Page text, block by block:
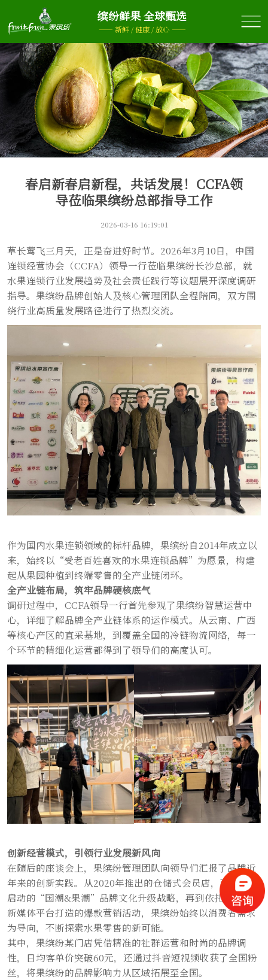
缤纷鲜果 全球甄选
—— 新鲜 / 健康 / 放心 ——
春启新春启新程，共话发展！CCFA领
导莅临果缤纷总部指导工作
2026-03-16 16:19:01
草长莺飞三月天，正是奋进好时节。2026年3月10日，中国
连锁经营协会（CCFA）领导一行莅临果缤纷长沙总部，就
水果连锁行业发展趋势及社会责任践行等议题展开深度调研
指导。果缤纷品牌创始人及核心管理团队全程陪同，双方围
绕行业高质量发展路径进行了热烈交流。
作为国内水果连锁领域的标杆品牌，果缤纷自2014年成立以
来，始终以“受老百姓喜欢的水果连锁品牌”为愿景，构建
起从果园种植到终端零售的全产业链闭环。
全产业链布局，筑牢品牌硬核底气
调研过程中，CCFA领导一行首先参观了果缤纷智慧运营中
心，详细了解品牌全产业链体系的运作模式。从云南、广西
等核心产区的直采基地，到覆盖全国的冷链物流网络，每一
个环节的精细化运营都得到了领导们的高度认可。
创新经营模式，引领行业发展新风向
在随后的座谈会上，果缤纷管理团队向领导们汇报了品牌近
年来的创新实践。从2020年推出的仓储式会员店，到2022年
启动的“国潮&果潮”品牌文化升级战略，再到依托抖音等
新媒体平台打造的爆款营销活动，果缤纷始终以消费者需求
为导向，不断探索水果零售的新可能。
其中，果缤纷某门店凭借精准的社群运营和时尚的品牌调
性，日均客单价突破60元，还通过抖音短视频收获了全国粉
丝，将果缤纷的品牌影响力从区域拓展至全国。